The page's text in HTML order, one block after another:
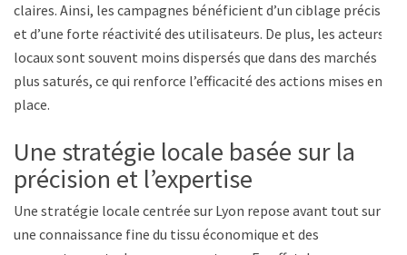
claires. Ainsi, les campagnes bénéficient d’un ciblage précis
et d’une forte réactivité des utilisateurs. De plus, les acteurs
locaux sont souvent moins dispersés que dans des marchés
plus saturés, ce qui renforce l’efficacité des actions mises en
place.
Une stratégie locale basée sur la
précision et l’expertise
Une stratégie locale centrée sur Lyon repose avant tout sur
une connaissance fine du tissu économique et des